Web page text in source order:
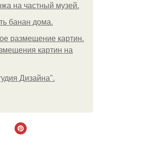
на частный музей.
банан дома.
размещение картин.
картин на
Дизайна".